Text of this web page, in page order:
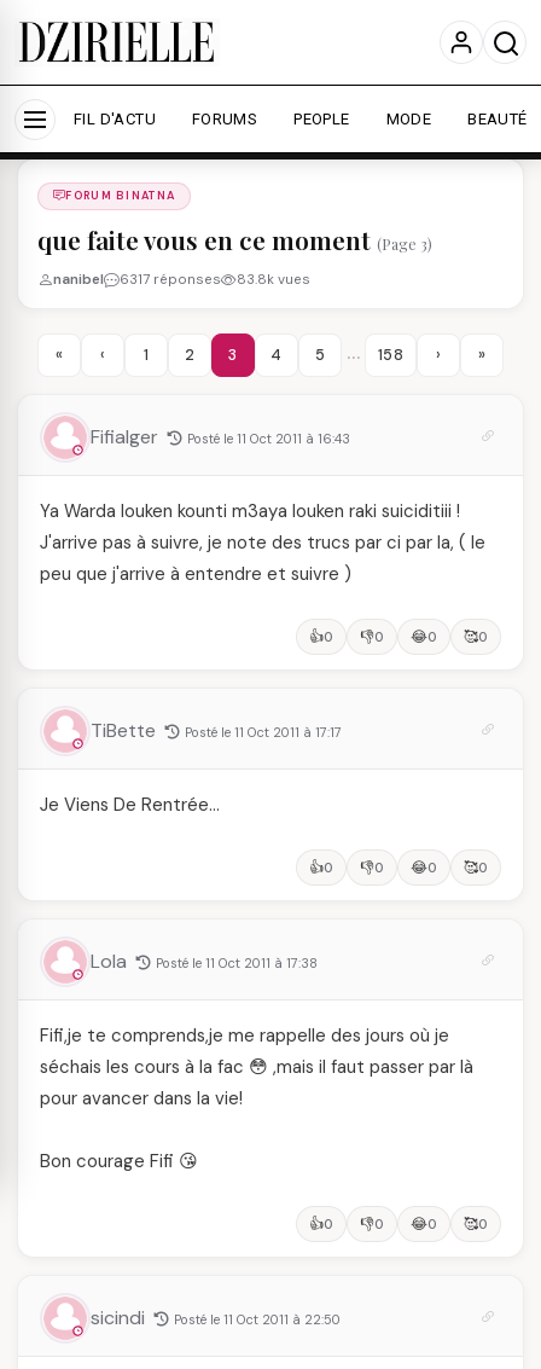
Nous utilisons des cookies pour améliorer votre
expérience et mesurer l'audience.
En savoir plus
Accepter tout Personnaliser
FIL D'ACTU FORUMS PEOPLE MODE BEAUTÉ
Forums
FORUM BINATNA
que faite vous en ce moment (Page 3)
nanibel 6317 réponses 83.8k vues
« ‹ 1 2 3 4 5 … 158 › »
Fifialger Posté le 11 Oct 2011 à 16:43
Ya Warda louken kounti m3aya louken raki suiciditiii !
J'arrive pas à suivre, je note des trucs par ci par la, ( le
peu que j'arrive à entendre et suivre )
👍0 👎0 😂0 🥰0
TiBette Posté le 11 Oct 2011 à 17:17
Je Viens De Rentrée…
👍0 👎0 😂0 🥰0
Lola Posté le 11 Oct 2011 à 17:38
Fifi,je te comprends,je me rappelle des jours où je
séchais les cours à la fac 😳 ,mais il faut passer par là
pour avancer dans la vie!
Bon courage Fifi 😘
👍0 👎0 😂0 🥰0
sicindi Posté le 11 Oct 2011 à 22:50